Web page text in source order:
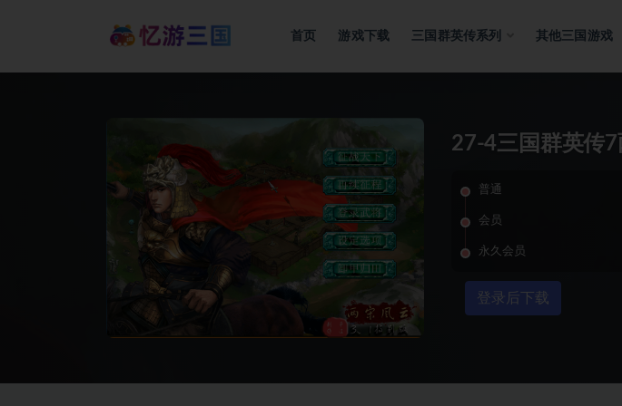
首页 游戏下载 三国群英传系列 其他三国游戏
27-4三国群英传
普通
会员
永久会员
登录后下载